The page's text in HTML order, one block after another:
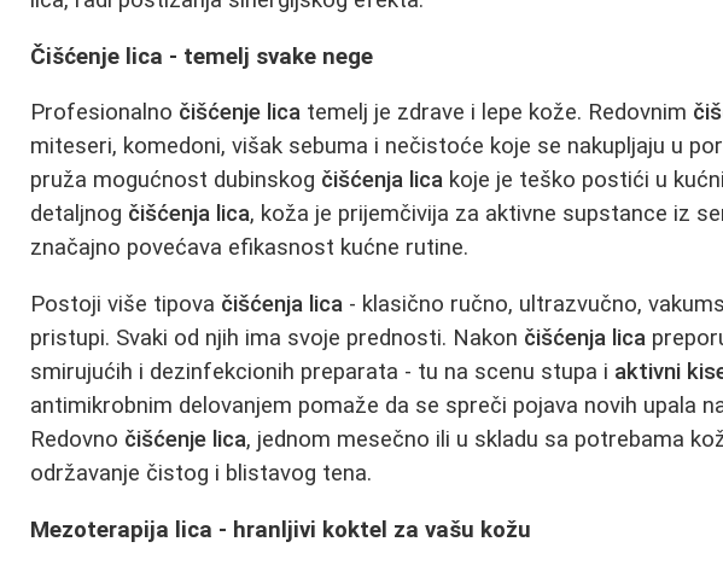
Čišćenje lica - temelj svake nege
Profesionalno čišćenje lica temelj je zdrave i lepe kože. Redovnim
miteseri, komedoni, višak sebuma i nečistoće koje se nakupljaju u
pruža mogućnost dubinskog čišćenja lica koje je teško postići u
detaljnog čišćenja lica, koža je prijemčivija za aktivne supstance iz
značajno povećava efikasnost kućne rutine.
Postoji više tipova čišćenja lica - klasično ručno, ultrazvučno,
pristupi. Svaki od njih ima svoje prednosti. Nakon čišćenja lica
smirujućih i dezinfekcionih preparata - tu na scenu stupa i aktivni
antimikrobnim delovanjem pomaže da se spreči pojava novih upala
Redovno čišćenje lica, jednom mesečno ili u skladu sa potrebama
održavanje čistog i blistavog tena.
Mezoterapija lica - hranljivi koktel za vašu kožu